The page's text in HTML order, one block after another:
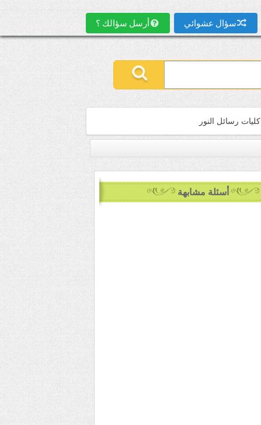
سؤال عشوائي أرسل سؤالك ؟
كليات رسائل النور
أسئلة مشابهة